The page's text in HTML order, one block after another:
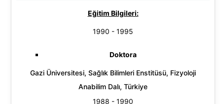
Eğitim Bilgileri:
1990 - 1995
Doktora
Gazi Üniversitesi, Sağlık Bilimleri Enstitüsü, Fizyoloji
Anabilim Dalı, Türkiye
1988 - 1990